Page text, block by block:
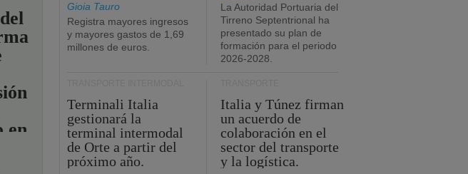
en
Gioia Tauro
Registra mayores ingresos
y mayores gastos de 1,69
millones de euros.
La Autoridad Portuaria del
Tirreno Septentrional ha
presentado su plan de
formación para el periodo
2026-2028.
Terminali Italia
gestionará la
terminal intermodal
de Orte a partir del
próximo año.
Italia y Túnez firman
un acuerdo de
colaboración en el
sector del transporte
y la logística.